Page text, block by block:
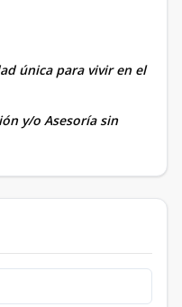
única para vivir en el
y/o Asesoría sin